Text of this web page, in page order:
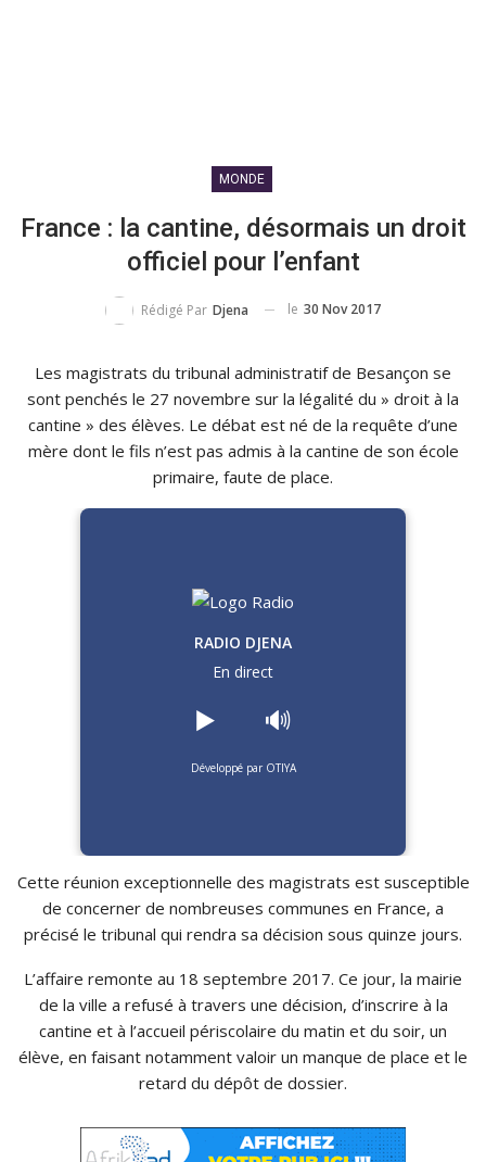
MONDE
France : la cantine, désormais un droit
officiel pour l’enfant
Rédigé Par Djena le 30 Nov 2017
Les magistrats du tribunal administratif de Besançon se
sont penchés le 27 novembre sur la légalité du » droit à la
cantine » des élèves. Le débat est né de la requête d’une
mère dont le fils n’est pas admis à la cantine de son école
primaire, faute de place.
RADIO DJENA
En direct
▶️ 🔊
Développé par OTIYA
Cette réunion exceptionnelle des magistrats est susceptible
de concerner de nombreuses communes en France, a
précisé le tribunal qui rendra sa décision sous quinze jours.
L’affaire remonte au 18 septembre 2017. Ce jour, la mairie
de la ville a refusé à travers une décision, d’inscrire à la
cantine et à l’accueil périscolaire du matin et du soir, un
élève, en faisant notamment valoir un manque de place et le
retard du dépôt de dossier.